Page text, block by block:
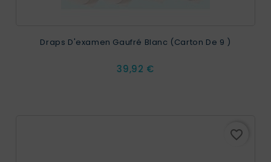
Draps D'examen Gaufré Blanc (carton De 9 )
Prix
39,92 €
favorite_border